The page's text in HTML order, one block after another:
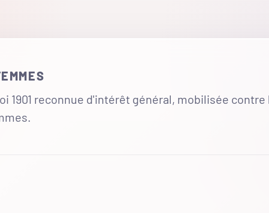
1901 reconnue d'intérêt général, mobilisée contre